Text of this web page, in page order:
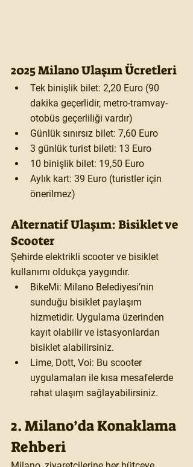
2025 Milano Ulaşım Ücretleri
Tek binişlik bilet: 2,20 Euro (90
dakika geçerlidir, metro-tramvay-
otobüs geçerliliği vardır)
Günlük sınırsız bilet: 7,60 Euro
3 günlük turist bileti: 13 Euro
10 binişlik bilet: 19,50 Euro
Aylık kart: 39 Euro (turistler için
önerilmez)
Alternatif Ulaşım: Bisiklet ve
Scooter
Şehirde elektrikli scooter ve bisiklet
kullanımı oldukça yaygındır.
BikeMi: Milano Belediyesi’nin
sunduğu bisiklet paylaşım
hizmetidir. Uygulama üzerinden
kayıt olabilir ve istasyonlardan
bisiklet alabilirsiniz.
Lime, Dott, Voi: Bu scooter
uygulamaları ile kısa mesafelerde
rahat ulaşım sağlayabilirsiniz.
2. Milano’da Konaklama
Rehberi